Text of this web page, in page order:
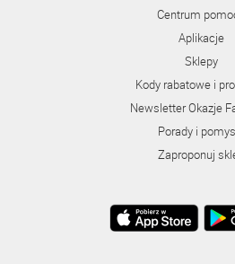
Centrum
Aplikacje
Sklepy
Kody rabatowe i
Newsletter Okazje
Porady i
Zaproponuj